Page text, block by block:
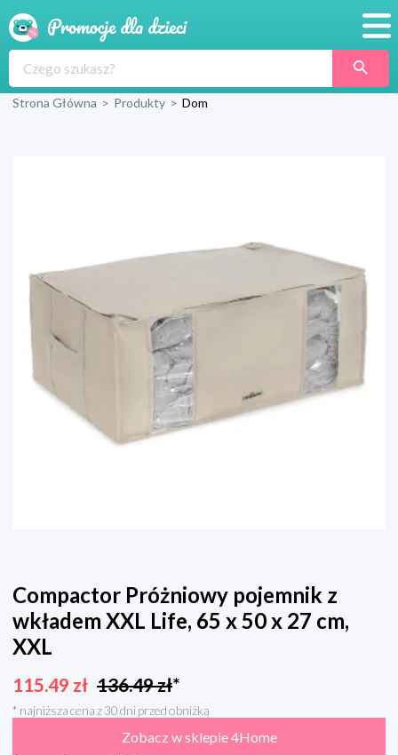
Produkty
Strona Główna > Produkty > Dom
Compactor Próżniowy pojemnik z
wkładem XXL Life, 65 x 50 x 27 cm,
XXL
115.49 zł 136.49zł*
* najniższa cena z 30 dni przed obniżką
Zobacz w sklepie 4Home